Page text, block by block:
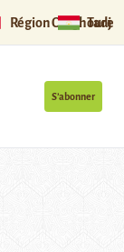
Région Ouïghoure
S’abonner